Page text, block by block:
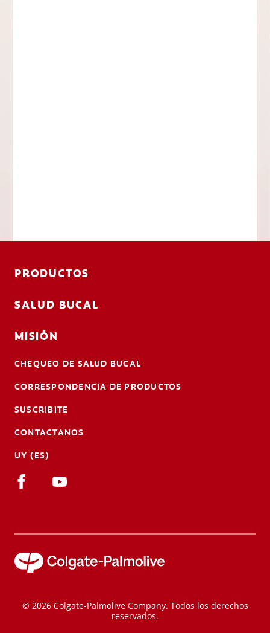
PRODUCTOS
SALUD BUCAL
MISIÓN
CHEQUEO DE SALUD BUCAL
CORRESPONDENCIA DE PRODUCTOS
SUSCRIBITE
CONTACTANOS
UY (ES)
© 2026 Colgate-Palmolive Company. Todos los derechos
reservados.